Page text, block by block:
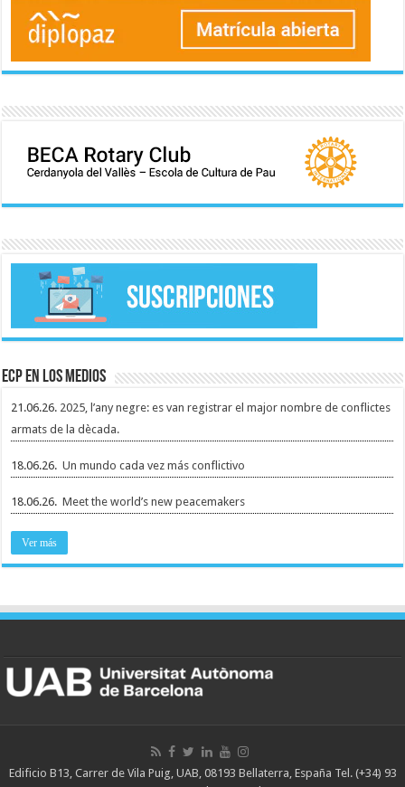
ECP en los medios
21.06.26. 2025, l’any negre: es van registrar el major nombre de conflictes
armats de la dècada.
18.06.26.Un mundo cada vez más conflictivo
18.06.26.Meet the world’s new peacemakers
Ver más
Edificio B13, Carrer de Vila Puig, UAB, 08193 Bellaterra, España Tel. (+34) 93